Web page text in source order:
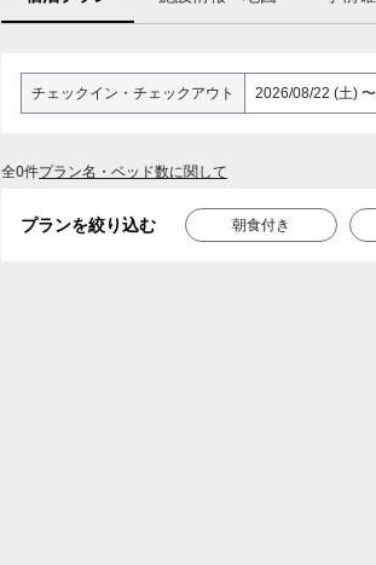
チェックイン ・ チェックアウト
全0件プラン名・ベッド数に関して
プランを絞り込む 朝食付き